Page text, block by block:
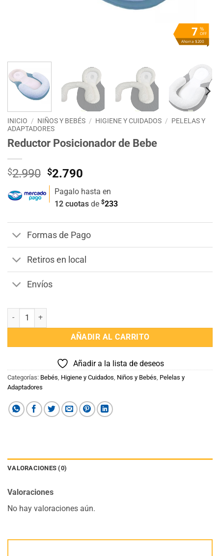
%
OFF
7
Ahorra $200
INICIO / NIÑOS Y BEBÉS / HIGIENE Y CUIDADOS / PELELAS Y
ADAPTADORES
Reductor Posicionador de Bebe
$2.990 El
precio
original
era:
$2.990.
$2.790
actual
es:
$2.790.
Pagalo hasta en
12 cuotas de $233
Formas de Pago
Retiros en local
Envíos
Reductor Posicionador de Bebe cantidad
AÑADIR AL CARRITO
Añadir a la lista de deseos
Categorías: Bebés Higiene y Cuidados Niños y Bebés Pelelas y
Adaptadores
VALORACIONES (0)
Valoraciones
No hay valoraciones aún.